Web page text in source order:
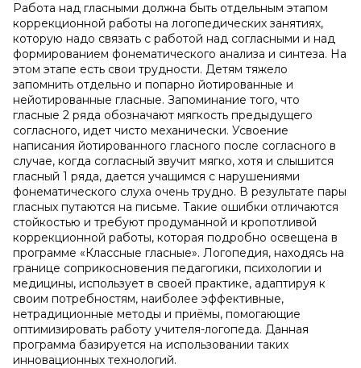
Работа над гласными должна быть отдельным этапом
коррекционной работы на логопедических занятиях,
которую надо связать с работой над согласными и над
формированием фонематического анализа и синтеза. На
этом этапе есть свои трудности. Детям тяжело
запомнить отдельно и попарно йотированные и
нейотированные гласные. Запоминание того, что
гласные 2 ряда обозначают мягкость предыдущего
согласного, идет чисто механически. Усвоение
написания йотированного гласного после согласного в
случае, когда согласный звучит мягко, хотя и слышится
гласный 1 ряда, дается учащимся с нарушениями
фонематического слуха очень трудно. В результате пары
гласных путаются на письме. Такие ошибки отличаются
стойкостью и требуют продуманной и кропотливой
коррекционной работы, которая подробно освещена в
программе «Классные гласные». Логопедия, находясь на
границе соприкосновения педагогики, психологии и
медицины, использует в своей практике, адаптируя к
своим потребностям, наиболее эффективные,
нетрадиционные методы и приёмы, помогающие
оптимизировать работу учителя-логопеда. Данная
программа базируется на использовании таких
инновационных технологий.